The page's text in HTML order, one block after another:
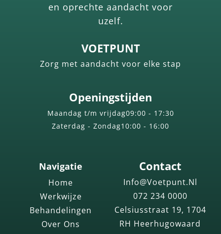
en oprechte aandacht voor
uzelf.
VOETPUNT
Zorg met aandacht voor elke stap
Openingstijden
Maandag t/m vrijdag09:00 - 17:30
Zaterdag - Zondag10:00 - 16:00
Navigatie
Home
Werkwijze
Behandelingen
Over Ons
Contact
Info@voetpunt.nl
072 234 0000
Celsiusstraat 19, 1704
RH Heerhugowaard